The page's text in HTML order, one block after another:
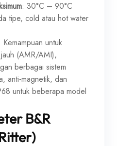
: 30°C – 90°C
tipe, cold atau hot water
: Kemampuan untuk
(AMR/AMI),
berbagai sistem
anti-magnetik, dan
untuk beberapa model
B&R